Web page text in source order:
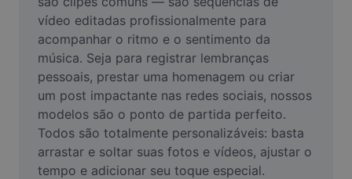
AI People Remover
AI Inpainting
Face Cutout
Vídeo
Remover plano de fundo de vídeo
vídeo editadas profissionalmente para
acompanhar o ritmo e o sentimento da
música. Seja para registrar lembranças
pessoais, prestar uma homenagem ou criar
um post impactante nas redes sociais, nossos
modelos são o ponto de partida perfeito.
Todos são totalmente personalizáveis: basta
arrastar e soltar suas fotos e vídeos, ajustar o
tempo e adicionar seu toque especial.